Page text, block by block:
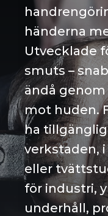
händerna
Utvecklade
smuts –
ändå
mot huden.
ha
verkstaden,
eller
för industri,
underhåll,